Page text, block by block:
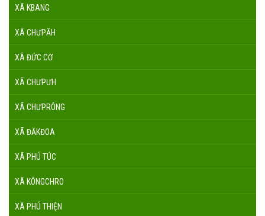
XÃ KBANG
XÃ CHƯPĂH
XÃ ĐỨC CƠ
XÃ CHƯPƯH
XÃ CHƯPRÔNG
XÃ ĐĂKĐOA
XÃ PHÚ TÚC
XÃ KÔNGCHRO
XÃ PHÚ THIỆN